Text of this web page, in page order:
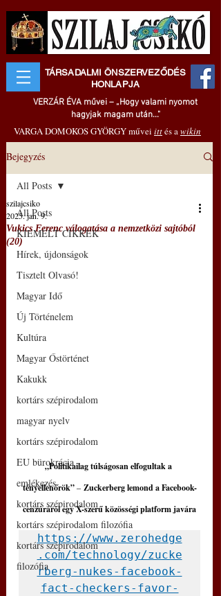
TÁRSADALMI ÖNSZERVEZŐDÉS
HONLAPJA
VERZÁR ÉVA művei – „Hogy valami nyomot
hagyjak magam után..."
VARGA DOMOKOS GYÖRGY művei ittés awikin
Bejegyzés
All Posts
KIEMELT CIKKEK
Hírek, újdonságok
Tisztelt Olvasó!
Magyar Idő
Új Történelem
Kultúra
Magyar Őstörténet
Kakukk
kortárs szépirodalom
magyar nyelv
kortárs szépirodalom
EU bürokrácia
emlékezés
kortárs szépirodalom
kortárs szépirodalom filozófia
kortárs szépirodalom
filozófia
All Posts
Vukics Ferenc válogatása a nemzetközi sajtóból
(20)
szilajcsiko
2025. jan. 9.
„Politikailag túlságosan elfogultak a
tényellenőrök” ‒ Zuckerberg lemond a Facebook-
cenzúráról egy X-szerű közösségi platform javára
https://www.zerohedge
.com/technology/zucke
rberg-nukes-facebook-
fact-checkers-favor-